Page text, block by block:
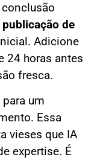
de
Adicione
24 horas antes
fresca.
um
Essa
vieses que IA
expertise. É